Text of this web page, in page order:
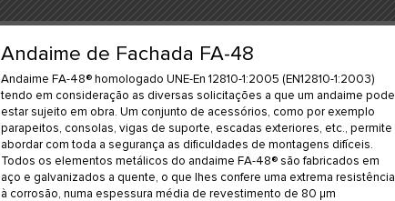
Andaime de Fachada FA-48
Andaime FA-48® homologado UNE-En 12810-1:2005 (EN12810-1:2003)
tendo em consideração as diversas solicitações a que um andaime pode
estar sujeito em obra. Um conjunto de acessórios, como por exemplo
parapeitos, consolas, vigas de suporte, escadas exteriores, etc., permite
abordar com toda a segurança as dificuldades de montagens difíceis.
Todos os elementos metálicos do andaime FA-48® são fabricados em
aço e galvanizados a quente, o que lhes confere uma extrema resistência
à corrosão, numa espessura média de revestimento de 80 μm